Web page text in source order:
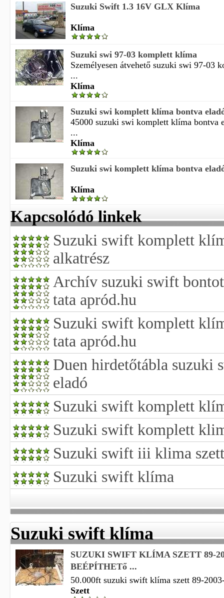
Suzuki Swift 1.3 16V GLX Klíma
Klíma
Suzuki swi 97-03 komplett klíma
Személyesen átvehető suzuki swi 97-03
...
Klíma
Suzuki swi komplett klíma bontva
45000 suzuki swi komplett klíma bontva
...
Klíma
Suzuki swi komplett klíma bontva
Klíma
Kapcsolódó linkek
Suzuki swift komplett
alkatrész
Archív suzuki swift
tata apród.hu
Suzuki swift komplett
tata apród.hu
Duen hirdetőtábla suzuki
eladó
Suzuki swift komplett
Suzuki swift komplett
Suzuki swift iii klima szett
Suzuki swift klíma
Suzuki swift klíma
SUZUKI SWIFT KLÍMA SZETT 89-
BEÉPÍTHETő ...
50.000ft suzuki swift klíma szett 89-
Szett